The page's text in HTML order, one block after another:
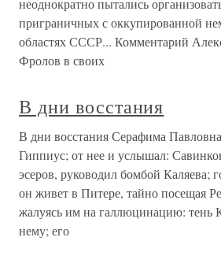
неоднократно пытались
приграничных с оккупированной
областях СССР... Комментарий
Фролов в своих
В дни восстания
В дни восстания Серафима
Гиппиус; от нее и услышал:
эсеров, руководил бомбой Каляева;
он живет в Питере, тайно посещая
жалуясь им на галлюцинацию: тень
нему; его